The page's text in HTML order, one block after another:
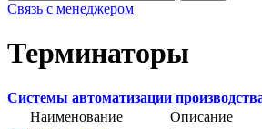
Связь с менеджером
Терминаторы
Системы автоматизации
Наименование
Описание